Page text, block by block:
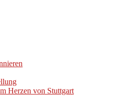
Herzen von Stuttgart